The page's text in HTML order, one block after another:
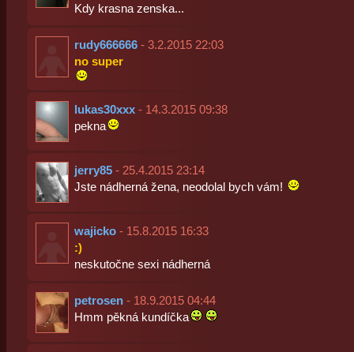
Kdy krasna zenska...
rudy666666- 3.2.2015 22:03
no super
lukas30xxx- 14.3.2015 09:38
pekna
jerry85- 25.4.2015 23:14
Jste nádherná žena, neodolal bych vám!
wajicko- 15.8.2015 16:33
:)
neskutočne sexi nádherná
petrosen- 18.9.2015 04:44
Hmm pěkná kundíčka